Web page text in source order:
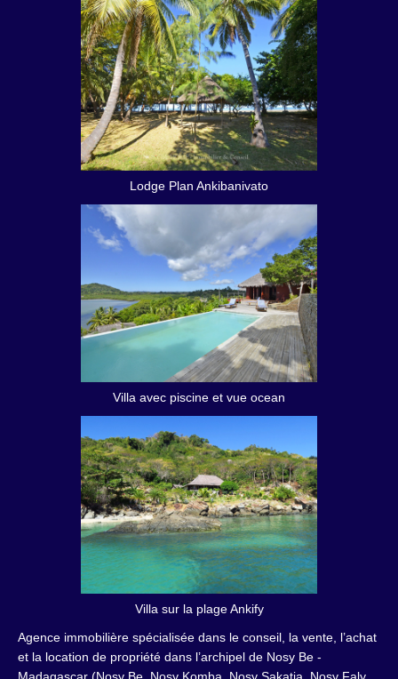
Lodge Plan Ankibanivato
Villa avec piscine et vue ocean
Villa sur la plage Ankify
Agence immobilière spécialisée dans le conseil, la vente, l’achat
et la location de propriété dans l’archipel de Nosy Be -